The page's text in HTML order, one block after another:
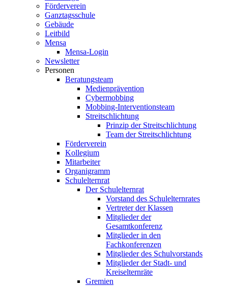
Förderverein
Ganztagsschule
Gebäude
Leitbild
Mensa
Mensa-Login
Newsletter
Personen
Beratungsteam
Medienprävention
Cybermobbing
Mobbing-Interventionsteam
Streitschlichtung
Prinzip der Streitschlichtung
Team der Streitschlichtung
Förderverein
Kollegium
Mitarbeiter
Organigramm
Schulelternrat
Der Schulelternrat
Vorstand des Schulelternrates
Vertreter der Klassen
Mitglieder der
Gesamtkonferenz
Mitglieder in den
Fachkonferenzen
Mitglieder des Schulvorstands
Mitglieder der Stadt- und
Kreiselternräte
Gremien